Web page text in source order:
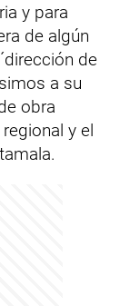
y para
de algún
de
a su
obra
y el